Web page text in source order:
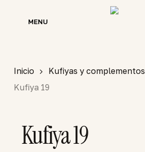
MENU
Inicio Kufiyas y complementos
Kufiya 19
Kufiya 19